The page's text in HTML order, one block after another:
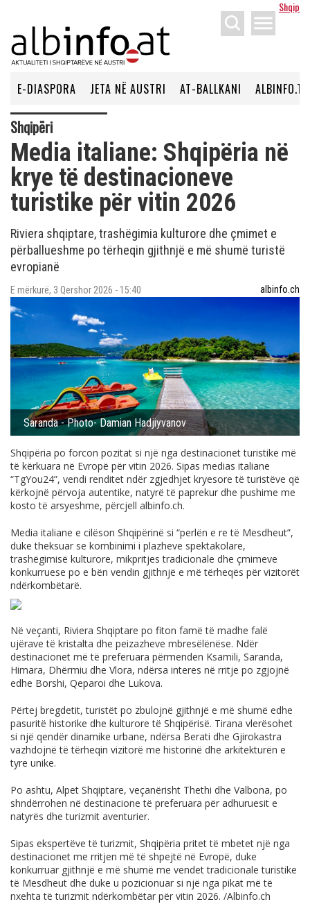
Shqip
menu
E-DIASPORA JETA NË AUSTRI AT-BALLKANI ALBINFO.TV
Shqipëri
Media italiane: Shqipëria në
krye të destinacioneve
turistike për vitin 2026
Riviera shqiptare, trashëgimia kulturore dhe çmimet e
përballueshme po tërheqin gjithnjë e më shumë turistë
evropianë
E mërkurë, 3 Qershor 2026 - 15:40 albinfo.ch
Saranda - Photo- Damian Hadjiyvanov
Shqipëria po forcon pozitat si një nga destinacionet turistike më
të kërkuara në Evropë për vitin 2026. Sipas medias italiane
“TgYou24”, vendi renditet ndër zgjedhjet kryesore të turistëve që
kërkojnë përvoja autentike, natyrë të paprekur dhe pushime me
kosto të arsyeshme, përcjell albinfo.ch.
Media italiane e cilëson Shqipërinë si “perlën e re të Mesdheut”,
duke theksuar se kombinimi i plazheve spektakolare,
trashëgimisë kulturore, mikpritjes tradicionale dhe çmimeve
konkurruese po e bën vendin gjithnjë e më tërheqës për vizitorët
ndërkombëtarë.
Në veçanti, Riviera Shqiptare po fiton famë të madhe falë
ujërave të kristalta dhe peizazheve mbresëlënëse. Ndër
destinacionet më të preferuara përmenden Ksamili, Saranda,
Himara, Dhërmiu dhe Vlora, ndërsa interes në rritje po zgjojnë
edhe Borshi, Qeparoi dhe Lukova.
Përtej bregdetit, turistët po zbulojnë gjithnjë e më shumë edhe
pasuritë historike dhe kulturore të Shqipërisë. Tirana vlerësohet
si një qendër dinamike urbane, ndërsa Berati dhe Gjirokastra
vazhdojnë të tërheqin vizitorë me historinë dhe arkitekturën e
tyre unike.
Po ashtu, Alpet Shqiptare, veçanërisht Thethi dhe Valbona, po
shndërrohen në destinacione të preferuara për adhuruesit e
natyrës dhe turizmit aventurier.
Sipas ekspertëve të turizmit, Shqipëria pritet të mbetet një nga
destinacionet me rritjen më të shpejtë në Evropë, duke
konkurruar gjithnjë e më shumë me vendet tradicionale turistike
të Mesdheut dhe duke u pozicionuar si një nga pikat më të
nxehta të turizmit ndërkombëtar për vitin 2026. /Albinfo.ch